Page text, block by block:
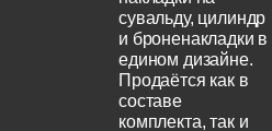
сувальду, цилиндр
и броненакладки в
едином дизайне.
Продаётся как в
составе
комплекта, так и